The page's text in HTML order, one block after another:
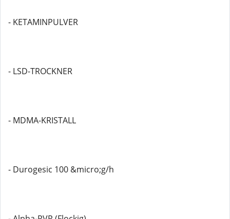
- KETAMINPULVER
- LSD-TROCKNER
- MDMA-KRISTALL
- Durogesic 100 &micro;g/h